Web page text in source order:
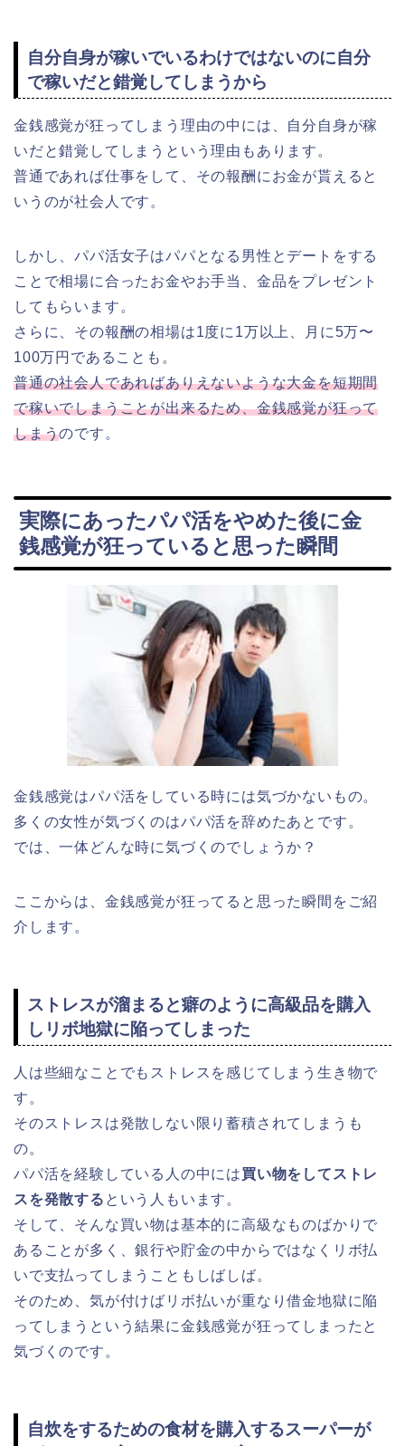
自分自身が稼いでいるわけではないのに自分
で稼いだと錯覚してしまうから
金銭感覚が狂ってしまう理由の中には、自分自身が稼
いだと錯覚してしまうという理由もあります。
普通であれば仕事をして、その報酬にお金が貰えると
いうのが社会人です。
しかし、パパ活女子はパパとなる男性とデートをする
ことで相場に合ったお金やお手当、金品をプレゼント
してもらいます。
さらに、その報酬の相場は1度に1万以上、月に5万〜
100万円であることも。
普通の社会人であればありえないような大金を短期間
で稼いでしまうことが出来るため、金銭感覚が狂って
しまうのです。
実際にあったパパ活をやめた後に金
銭感覚が狂っていると思った瞬間
金銭感覚はパパ活をしている時には気づかないもの。
多くの女性が気づくのはパパ活を辞めたあとです。
では、一体どんな時に気づくのでしょうか？
ここからは、金銭感覚が狂ってると思った瞬間をご紹
介します。
ストレスが溜まると癖のように高級品を購入
しリボ地獄に陥ってしまった
人は些細なことでもストレスを感じてしまう生き物で
す。
そのストレスは発散しない限り蓄積されてしまうも
の。
パパ活を経験している人の中には買い物をしてストレ
スを発散する という人もいます。
そして、そんな買い物は基本的に高級なものばかりで
あることが多く、銀行や貯金の中からではなくリボ払
いで支払ってしまうこともしばしば。
そのため、気が付けばリボ払いが重なり借金地獄に陥
ってしまうという結果に金銭感覚が狂ってしまったと
気づくのです。
自炊をするための食材を購入するスーパーが